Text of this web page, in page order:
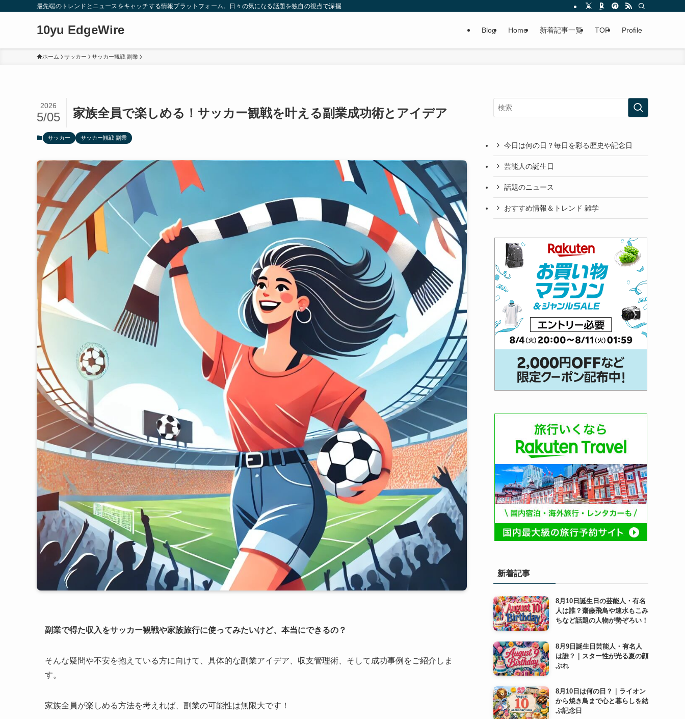
最先端のトレンドとニュースをキャッチする情報プラットフォーム。日々の気になる話題を独自の視点で深掘りしたコンテンツをお届けします。
10yu EdgeWire Blog Home 新着記事一覧 TOP Profile
ホーム サッカー サッカー観戦 副業
家族全員で楽しめる！サッカー観戦を叶える副業成功術とアイデア
2026
5/05
サッカー サッカー観戦 副業
副業で得た収入をサッカー観戦や家族旅行に使ってみたいけど、本当にできるの？
そんな疑問や不安を抱えている方に向けて、具体的な副業アイデア、収支管理術、そして成功事例をご紹介しま
す。
家族全員が楽しめる方法を考えれば、副業の可能性は無限大です！
今日は何の日？毎日を彩る歴史や記念日
芸能人の誕生日
話題のニュース
おすすめ情報＆トレンド 雑学
新着記事
8月10日誕生日の芸能人・有名
人は誰？齋藤飛鳥や速水もこみ
ちなど話題の人物が勢ぞろい！
8月9日誕生日芸能人・有名人
は誰？｜スター性が光る夏の顔
ぶれ
8月10日は何の日？｜ライオン
から焼き鳥まで心と暮らしを結
ぶ記念日